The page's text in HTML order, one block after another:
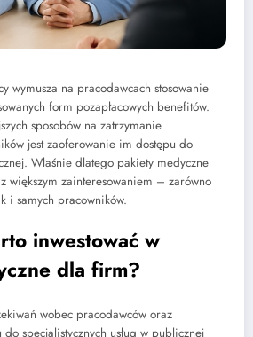
wymusza na pracodawcach stosowanie
form pozapłacowych benefitów.
sposobów na zatrzymanie
jest zaoferowanie im dostępu do
Właśnie dlatego pakiety medyczne
większym zainteresowaniem – zarówno
i samych pracowników.
inwestować w
dla firm?
wobec pracodawców oraz
specjalistycznych usług w publicznej